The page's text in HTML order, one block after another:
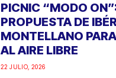
PICNIC “MODO
PROPUESTA DE
MONTELLANO
AL AIRE LIBRE
22 JULIO, 2026